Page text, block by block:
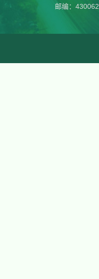
邮编：430062